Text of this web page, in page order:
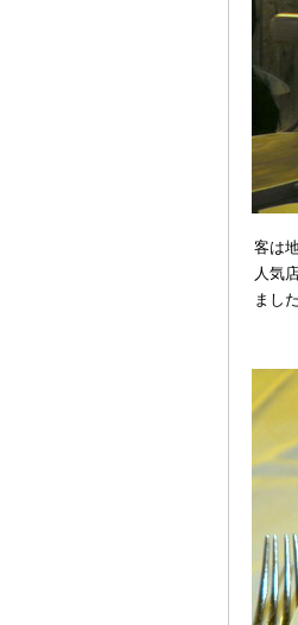
客は
人気
ました